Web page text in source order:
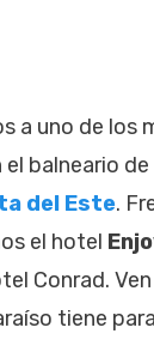
a uno de los
el balneario
del Este.
el hotel
Conrad.
tiene